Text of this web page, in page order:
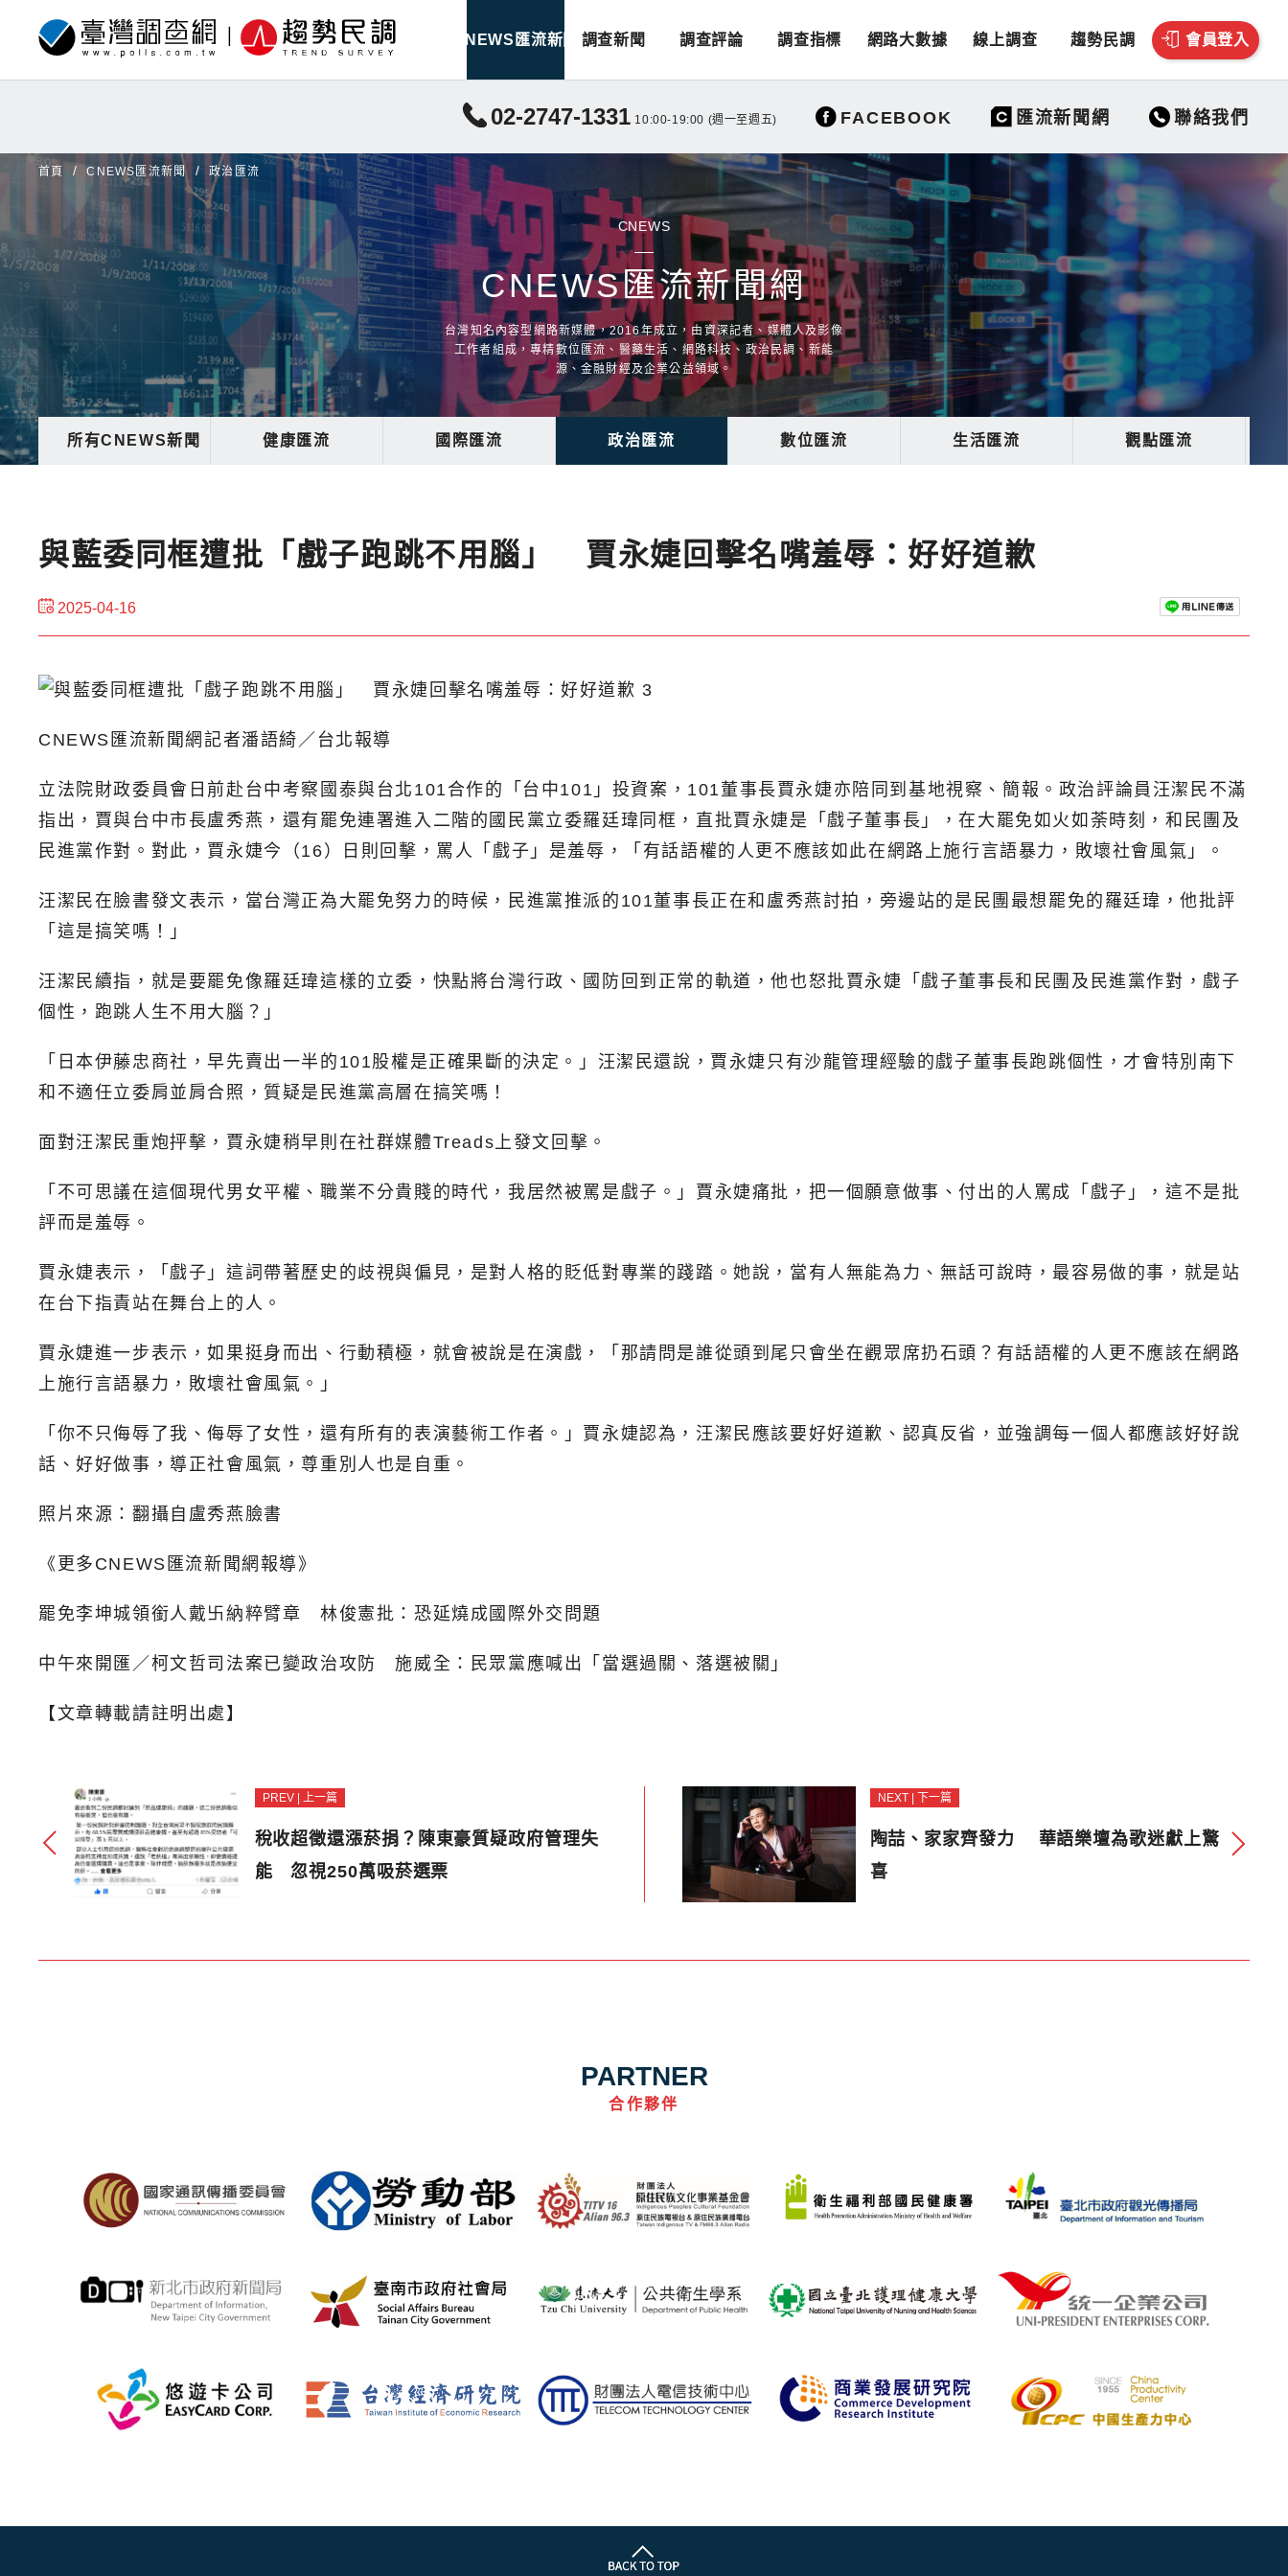
CNEWS匯流新聞 調查新聞 調查評論 調查指標 網路大數據 線上調查 趨勢民調 會員登入
02-2747-1331 10:00-19:00 (週一至週五) FACEBOOK 匯流新聞網 聯絡我們
首頁 CNEWS匯流新聞 政治匯流
CNEWS
CNEWS匯流新聞網
台灣知名內容型網路新媒體，2016年成立，由資深記者、媒體人及影像
工作者組成，專精數位匯流、醫藥生活、網路科技、政治民調、新能
源、金融財經及企業公益領域。
所有CNEWS新聞 健康匯流 國際匯流 政治匯流 數位匯流 生活匯流 觀點匯流
與藍委同框遭批「戲子跑跳不用腦」 賈永婕回擊名嘴羞辱：好好道歉
2025-04-16
CNEWS匯流新聞網記者潘語綺／台北報導
立法院財政委員會日前赴台中考察國泰與台北101合作的「台中101」投資案，101董事長賈永婕亦陪同到基地視察、簡報。政治評論員汪潔民不滿
指出，賈與台中市長盧秀燕，還有罷免連署進入二階的國民黨立委羅廷瑋同框，直批賈永婕是「戲子董事長」，在大罷免如火如荼時刻，和民團及
民進黨作對。對此，賈永婕今（16）日則回擊，罵人「戲子」是羞辱，「有話語權的人更不應該如此在網路上施行言語暴力，敗壞社會風氣」。
汪潔民在臉書發文表示，當台灣正為大罷免努力的時候，民進黨推派的101董事長正在和盧秀燕討拍，旁邊站的是民團最想罷免的羅廷瑋，他批評
「這是搞笑嗎！」
汪潔民續指，就是要罷免像羅廷瑋這樣的立委，快點將台灣行政、國防回到正常的軌道，他也怒批賈永婕「戲子董事長和民團及民進黨作對，戲子
個性，跑跳人生不用大腦？」
「日本伊藤忠商社，早先賣出一半的101股權是正確果斷的決定。」汪潔民還說，賈永婕只有沙龍管理經驗的戲子董事長跑跳個性，才會特別南下
和不適任立委肩並肩合照，質疑是民進黨高層在搞笑嗎！
面對汪潔民重炮抨擊，賈永婕稍早則在社群媒體Treads上發文回擊。
「不可思議在這個現代男女平權、職業不分貴賤的時代，我居然被罵是戲子。」賈永婕痛批，把一個願意做事、付出的人罵成「戲子」，這不是批
評而是羞辱。
賈永婕表示，「戲子」這詞帶著歷史的歧視與偏見，是對人格的貶低對專業的踐踏。她說，當有人無能為力、無話可說時，最容易做的事，就是站
在台下指責站在舞台上的人。
賈永婕進一步表示，如果挺身而出、行動積極，就會被說是在演戲，「那請問是誰從頭到尾只會坐在觀眾席扔石頭？有話語權的人更不應該在網路
上施行言語暴力，敗壞社會風氣。」
「你不只侮辱了我、侮辱了女性，還有所有的表演藝術工作者。」賈永婕認為，汪潔民應該要好好道歉、認真反省，並強調每一個人都應該好好說
話、好好做事，導正社會風氣，尊重別人也是自重。
照片來源：翻攝自盧秀燕臉書
《更多CNEWS匯流新聞網報導》
罷免李坤城領銜人戴卐納粹臂章 林俊憲批：恐延燒成國際外交問題
中午來開匯／柯文哲司法案已變政治攻防 施威全：民眾黨應喊出「當選過關、落選被關」
【文章轉載請註明出處】
PREV | 上一篇
稅收超徵還漲菸捐？陳東豪質疑政府管理失
能 忽視250萬吸菸選票
NEXT | 下一篇
陶喆、家家齊發力 華語樂壇為歌迷獻上驚
喜
PARTNER
合作夥伴